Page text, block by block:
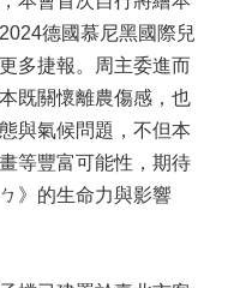
德國慕尼黑國際兒
多捷報。周主委進而
既關懷離農傷感，也
與氣候問題，不但本
等豐富可能性，期待
》的生命力與影響